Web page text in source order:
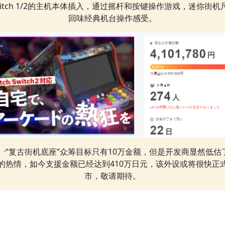
1/2的主机本体插入，通过摇杆和按键操作游戏，迷你街机
回味经典机台操作感受。
·“复古街机底座”众筹目标只有10万金额，但是开发商显然低估
热情，如今支援金额已经达到410万日元，该外设或将很快正
市，敬请期待。